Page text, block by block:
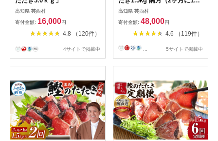
高知県 芸西村
寄付金額: 16,000円
4.8 （120件）
4サイトで掲載中
回）6回定期便
高知県 芸西村
寄付金額: 48,000円
4.6 （119件）
5サイトで掲載中